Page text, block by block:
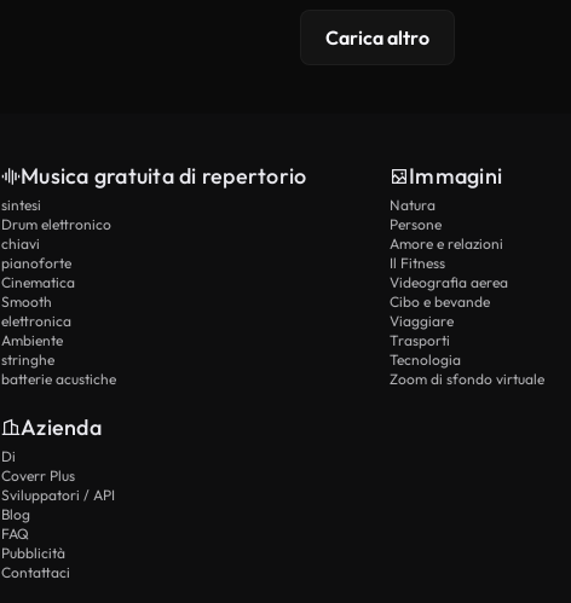
Carica altro
Musica gratuita di repertorio
sintesi
Drum elettronico
chiavi
pianoforte
Cinematica
Smooth
elettronica
Ambiente
stringhe
batterie acustiche
Immagini
Natura
Persone
Amore e relazioni
Il Fitness
Videografia aerea
Cibo e bevande
Viaggiare
Trasporti
Tecnologia
Zoom di sfondo virtuale
Azienda
Di
Coverr Plus
Sviluppatori / API
Blog
FAQ
Pubblicità
Contattaci